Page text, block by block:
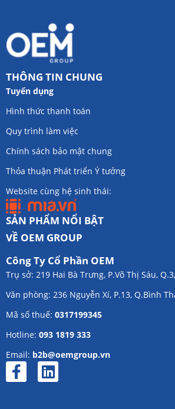
THÔNG TIN CHUNG
Tuyển dụng
Hình thức thanh toán
Quy trình làm việc
Chính sách bảo mật chung
Thỏa thuận Phát triển Ý tưởng
Website cùng hệ sinh thái:
SẢN PHẨM NỔI BẬT
VỀ OEM GROUP
Công Ty Cổ Phần OEM
Trụ sở: 219 Hai Bà Trưng, P.Võ Thị Sáu,
Văn phòng: 236 Nguyễn Xí, P.13, Q.Bình
Mã số thuế: 0317199345
Hotline: 093 1819 333
Email: b2b@oemgroup.vn